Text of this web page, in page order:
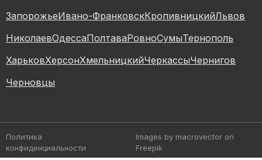
ЗапорожьеИвано-ФранковскКропивницкийЛьвов
НиколаевОдессаПолтаваРовноСумыТернополь
ХарьковХерсонХмельницкийЧеркассыЧернигов
Черновцы
Политика
конфиденциальности
Images by macrovectoron
Freepik